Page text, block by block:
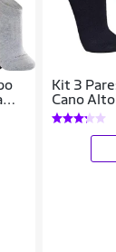
Kit 3
Cano
Conforto